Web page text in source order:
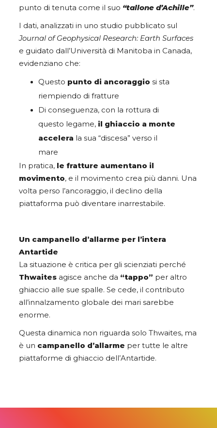
punto di tenuta come il suo “tallone d’Achille”.
I dati, analizzati in uno studio pubblicato sul
Journal of Geophysical Research: Earth Surfaces
e guidato dall’Università di Manitoba in Canada,
evidenziano che:
Questo punto di ancoraggio si sta
riempiendo di fratture
Di conseguenza, con la rottura di
questo legame, il ghiaccio a monte
accelera la sua “discesa” verso il
mare
In pratica, le fratture aumentano il
movimento, e il movimento crea più danni. Una
volta perso l’ancoraggio, il declino della
piattaforma può diventare inarrestabile.
Un campanello d’allarme per l’intera
Antartide
La situazione è critica per gli scienziati perché
Thwaites agisce anche da “tappo” per altro
ghiaccio alle sue spalle. Se cede, il contributo
all’innalzamento globale dei mari sarebbe
enorme.
Questa dinamica non riguarda solo Thwaites, ma
è un campanello d’allarme per tutte le altre
piattaforme di ghiaccio dell’Antartide.